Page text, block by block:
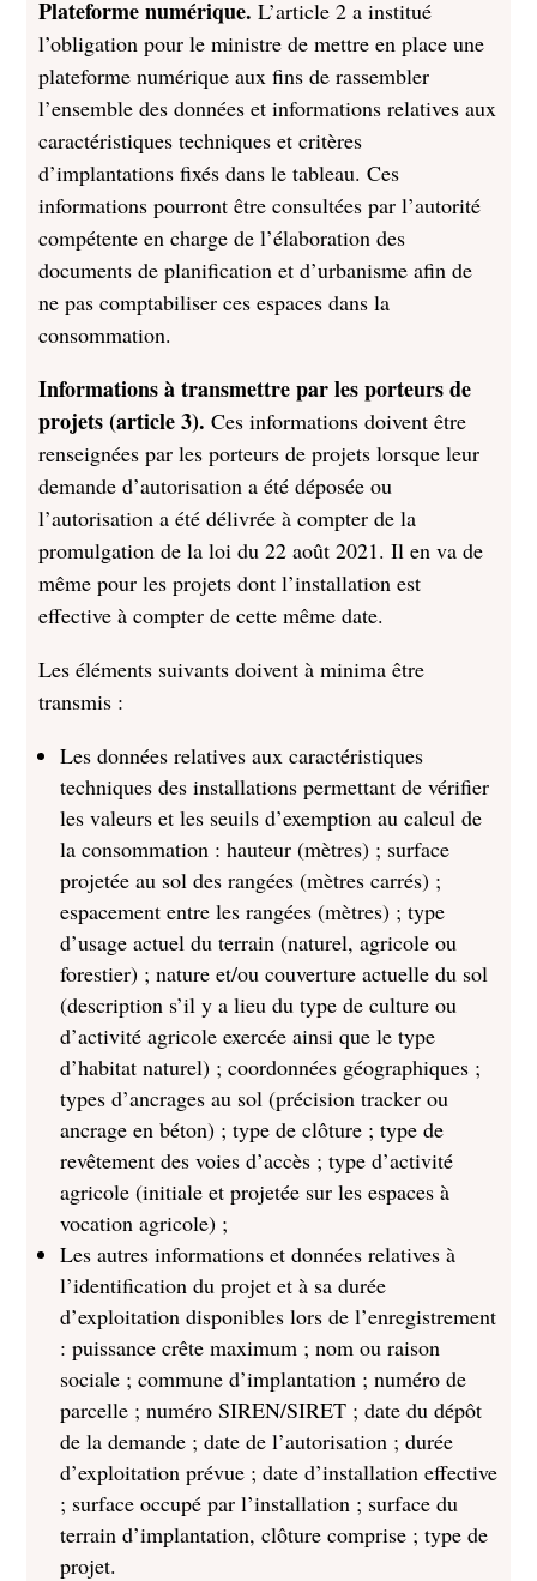
Plateforme numérique. L’article 2 a institué
l’obligation pour le ministre de mettre en place une
plateforme numérique aux fins de rassembler
l’ensemble des données et informations relatives aux
caractéristiques techniques et critères
d’implantations fixés dans le tableau. Ces
informations pourront être consultées par l’autorité
compétente en charge de l’élaboration des
documents de planification et d’urbanisme afin de
ne pas comptabiliser ces espaces dans la
consommation.
Informations à transmettre par les porteurs de
projets (article 3). Ces informations doivent être
renseignées par les porteurs de projets lorsque leur
demande d’autorisation a été déposée ou
l’autorisation a été délivrée à compter de la
promulgation de la loi du 22 août 2021. Il en va de
même pour les projets dont l’installation est
effective à compter de cette même date.
Les éléments suivants doivent à minima être
transmis :
Les données relatives aux caractéristiques
techniques des installations permettant de vérifier
les valeurs et les seuils d’exemption au calcul de
la consommation : hauteur (mètres) ; surface
projetée au sol des rangées (mètres carrés) ;
espacement entre les rangées (mètres) ; type
d’usage actuel du terrain (naturel, agricole ou
forestier) ; nature et/ou couverture actuelle du sol
(description s’il y a lieu du type de culture ou
d’activité agricole exercée ainsi que le type
d’habitat naturel) ; coordonnées géographiques ;
types d’ancrages au sol (précision tracker ou
ancrage en béton) ; type de clôture ; type de
revêtement des voies d’accès ; type d’activité
agricole (initiale et projetée sur les espaces à
vocation agricole) ;
Les autres informations et données relatives à
l’identification du projet et à sa durée
d’exploitation disponibles lors de l’enregistrement
: puissance crête maximum ; nom ou raison
sociale ; commune d’implantation ; numéro de
parcelle ; numéro SIREN/SIRET ; date du dépôt
de la demande ; date de l’autorisation ; durée
d’exploitation prévue ; date d’installation effective
; surface occupé par l’installation ; surface du
terrain d’implantation, clôture comprise ; type de
projet.